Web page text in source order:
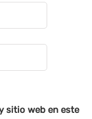
sitio web en este